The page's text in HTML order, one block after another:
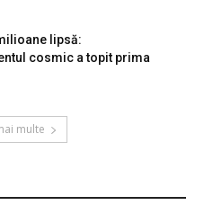
lipsă:
cosmic a topit prima
multe